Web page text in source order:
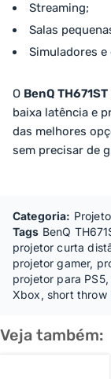
Streaming;
Salas
Simuladores
O BenQ TH671ST
baixa latência e
das melhores
sem precisar de
Categoria:
Tags BenQ
projetor curta
projetor gamer,
projetor para PS5,
Xbox , short throw
Veja também: